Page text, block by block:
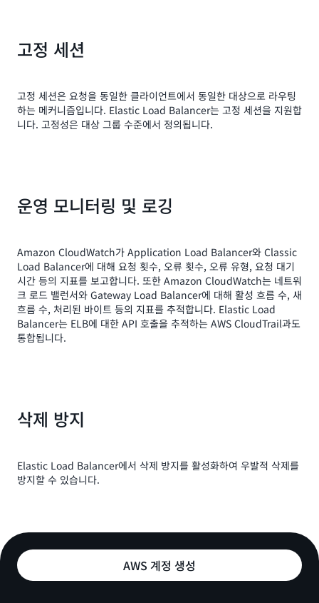
고정 세션
고정 세션은 요청을 동일한 클라이언트에서 동일한 대상으로 라우팅
하는 메커니즘입니다. Elastic Load Balancer는 고정 세션을 지원합
니다. 고정성은 대상 그룹 수준에서 정의됩니다.
운영 모니터링 및 로깅
Amazon CloudWatch가 Application Load Balancer와 Classic
Load Balancer에 대해 요청 횟수, 오류 횟수, 오류 유형, 요청 대기
시간 등의 지표를 보고합니다. 또한 Amazon CloudWatch는 네트워
크 로드 밸런서와 Gateway Load Balancer에 대해 활성 흐름 수, 새
흐름 수, 처리된 바이트 등의 지표를 추적합니다. Elastic Load
Balancer는 ELB에 대한 API 호출을 추적하는 AWS CloudTrail과도
통합됩니다.
삭제 방지
Elastic Load Balancer에서 삭제 방지를 활성화하여 우발적 삭제를
방지할 수 있습니다.
AWS 계정 생성